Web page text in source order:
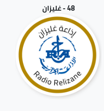
48 - غليزان